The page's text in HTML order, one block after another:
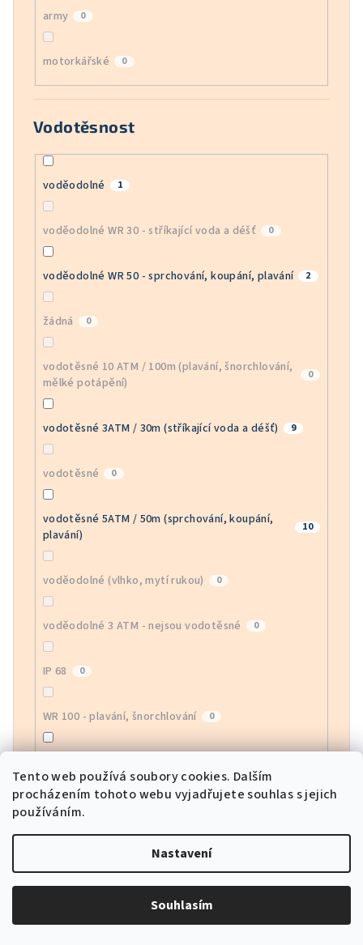
Tento web používá soubory cookies. Dalším
procházením tohoto webu vyjadřujete souhlas s jejich
používáním.
Nastavení
Souhlasím
army 0
motorkářské 0
Vodotěsnost
voděodolné 1
voděodolné WR 30 - stříkající voda a déšť 0
voděodolné WR 50 - sprchování, koupání, plavání 2
žádná 0
vodotěsné 10 ATM / 100m (plavání, šnorchlování,
mělké potápění)
0
vodotěsné 3ATM / 30m (stříkající voda a déšť) 9
vodotěsné 0
vodotěsné 5ATM / 50m (sprchování, koupání,
plavání)
10
voděodolné (vlhko, mytí rukou) 0
voděodolné 3 ATM - nejsou vodotěsné 0
IP 68 0
WR 100 - plavání, šnorchlování 0
vodotěsné 5ATM / 50m (sprchování)
Zobrazení času